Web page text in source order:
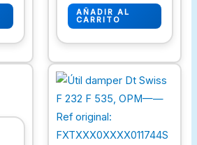
AÑADIR AL
CARRITO